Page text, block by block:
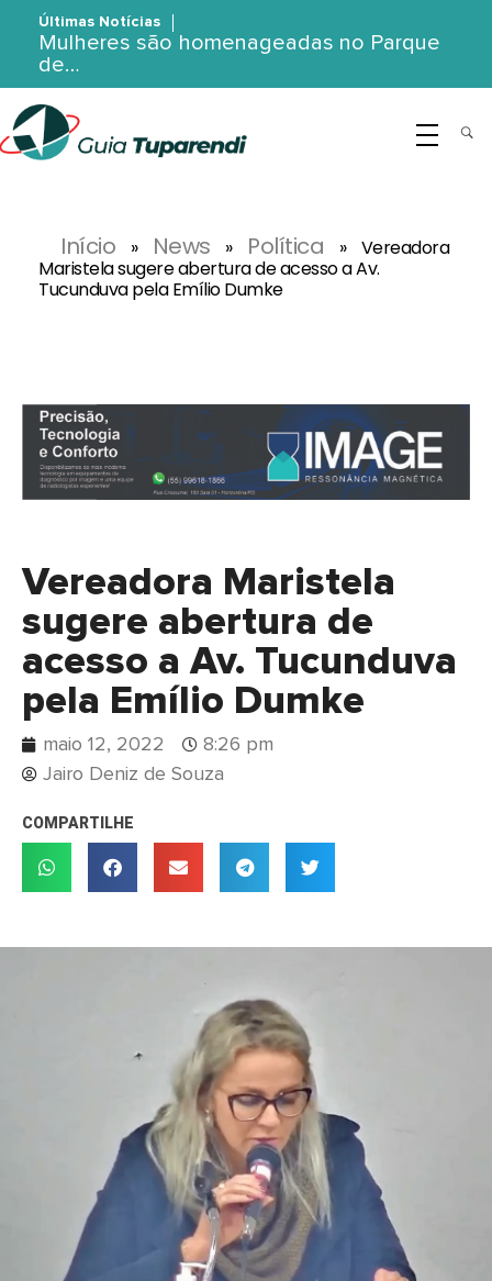
Últimas Notícias
Mulheres são homenageadas no Parque
de…
Início » News » Política » Vereadora
Maristela sugere abertura de acesso a Av.
Tucunduva pela Emílio Dumke
Vereadora Maristela
sugere abertura de
acesso a Av. Tucunduva
pela Emílio Dumke
maio 12, 2022
8:26 pm
Jairo Deniz de Souza
COMPARTILHE